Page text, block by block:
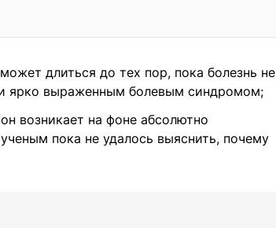
длиться до тех пор, пока болезнь не
ярко выраженным болевым синдромом;
возникает на фоне абсолютно
пока не удалось выяснить, почему